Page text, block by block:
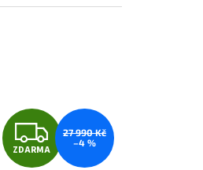
Z
ZDARMA
27 990 Kč
–4 %